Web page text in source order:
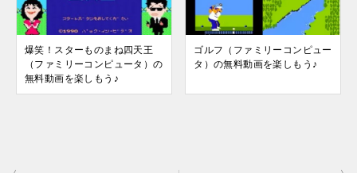
爆笑！スターものまね四天王
（ファミリーコンピュータ）の
無料動画を楽しもう♪
ゴルフ（ファミリーコンピュー
タ）の無料動画を楽しもう♪